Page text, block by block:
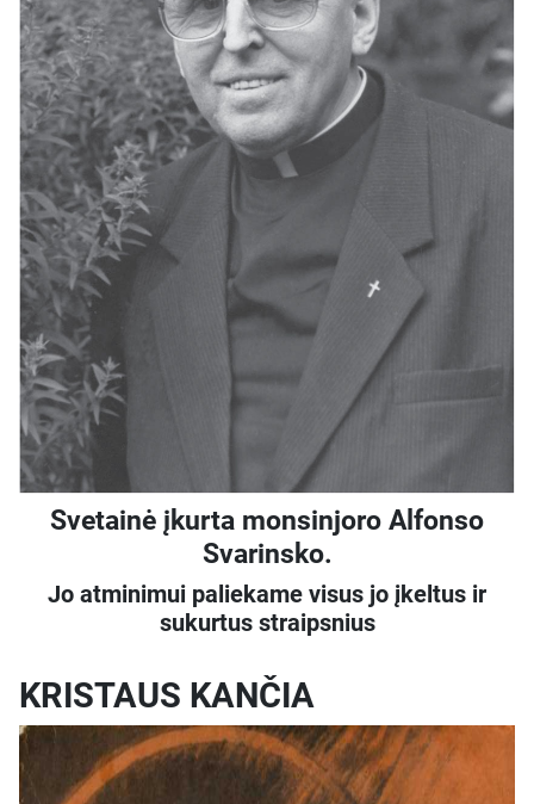
Svetainė įkurta monsinjoro Alfonso
Svarinsko.
Jo atminimui paliekame visus jo įkeltus ir
sukurtus straipsnius
KRISTAUS KANČIA